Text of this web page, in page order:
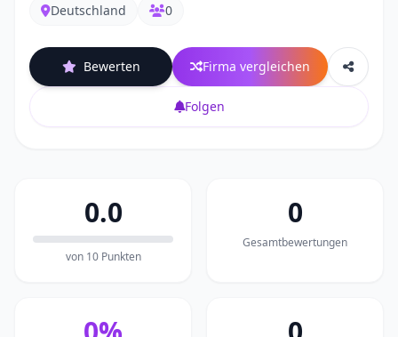
Deutschland 0
Bewerten Firma vergleichen
Folgen
0.0
von 10 Punkten
0
Gesamtbewertungen